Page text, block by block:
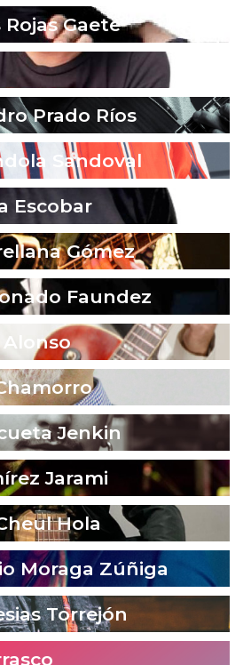
Gaete
Prado Ríos
Sandoval
Escobar
Gómez
Faundez
Alonso
Jenkin
Jarami
Hola
Moraga Zúñiga
Torrejón